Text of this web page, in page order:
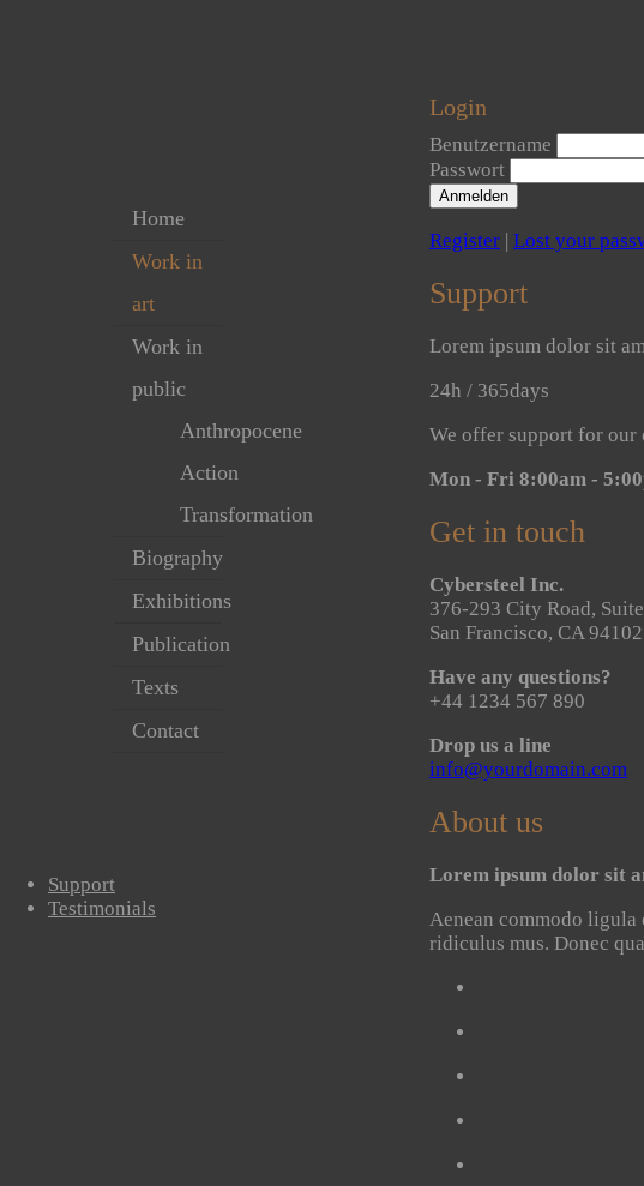
Login
Benutzername
Passwort
Anmelden
Register | Lost your
Support
Lorem ipsum dolor sit
24h / 365days
We offer support for our
Mon - Fri 8:00am -
Get in touch
Cybersteel Inc.
376-293 City Road,
San Francisco, CA 94102
Have any questions?
+44 1234 567 890
Drop us a line
info@yourdomain.com
About us
Lorem ipsum dolor sit
Aenean commodo ligula
ridiculus mus. Donec
Home
Work in
art
Work in
public
Anthropocene
Action
Transformation
Biography
Exhibitions
Publication
Texts
Contact
Support
Testimonials